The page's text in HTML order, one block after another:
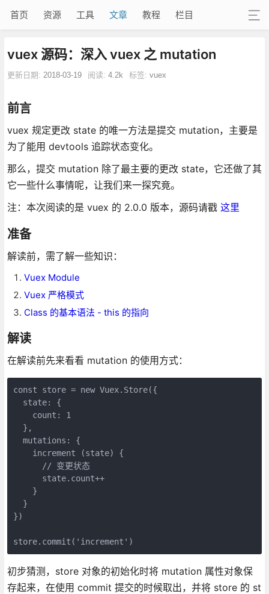
首页 资源 工具 文章 教程 栏目
vuex 源码：深入 vuex 之 mutation
更新日期: 2018-03-19 阅读: 4.2k 标签: vuex
前言
vuex 规定更改 state 的唯一方法是提交 mutation，主要是
为了能用 devtools 追踪状态变化。
那么，提交 mutation 除了最主要的更改 state，它还做了其
它一些什么事情呢，让我们来一探究竟。
注：本次阅读的是 vuex 的 2.0.0 版本，源码请戳 这里
准备
解读前，需了解一些知识：
Vuex Module
Vuex 严格模式
Class 的基本语法 - this 的指向
解读
在解读前先来看看 mutation 的使用方式：
const store = new Vuex.Store({
  state: {
    count: 1
  },
  mutations: {
    increment (state) {
      // 变更状态
      state.count++
    }
  }
})
store.commit('increment')
初步猜测，store 对象的初始化时将 mutation 属性对象保
存起来，在使用 commit 提交的时候取出，并将 store 的 st